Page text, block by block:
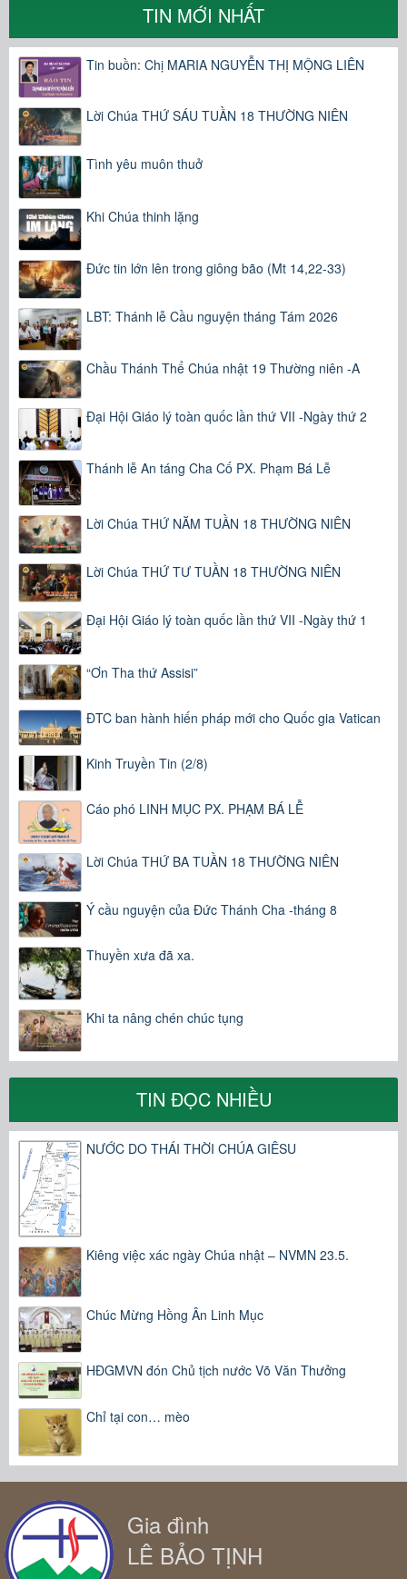
TIN MỚI NHẤT
Tin buồn: Chị MARIA NGUYỄN THỊ MỘNG LIÊN
Lời Chúa THỨ SÁU TUẦN 18 THƯỜNG NIÊN
Tình yêu muôn thuở
Khi Chúa thinh lặng
Đức tin lớn lên trong giông bão (Mt 14,22-33)
LBT: Thánh lễ Cầu nguyện tháng Tám 2026
Chầu Thánh Thể Chúa nhật 19 Thường niên -A
Đại Hội Giáo lý toàn quốc lần thứ VII -Ngày thứ 2
Thánh lễ An táng Cha Cố PX. Phạm Bá Lễ
Lời Chúa THỨ NĂM TUẦN 18 THƯỜNG NIÊN
Lời Chúa THỨ TƯ TUẦN 18 THƯỜNG NIÊN
Đại Hội Giáo lý toàn quốc lần thứ VII -Ngày thứ 1
“Ơn Tha thứ Assisi”
ĐTC ban hành hiến pháp mới cho Quốc gia Vatican
Kinh Truyền Tin (2/8)
Cáo phó LINH MỤC PX. PHẠM BÁ LỄ
Lời Chúa THỨ BA TUẦN 18 THƯỜNG NIÊN
Ý cầu nguyện của Đức Thánh Cha -tháng 8
Thuyền xưa đã xa.
Khi ta nâng chén chúc tụng
TIN ĐỌC NHIỀU
NƯỚC DO THÁI THỜI CHÚA GIÊSU
Kiêng việc xác ngày Chúa nhật – NVMN 23.5.
Chúc Mừng Hồng Ân Linh Mục
HĐGMVN đón Chủ tịch nước Võ Văn Thưởng
Chỉ tại con… mèo
Gia đình
LÊ BẢO TỊNH